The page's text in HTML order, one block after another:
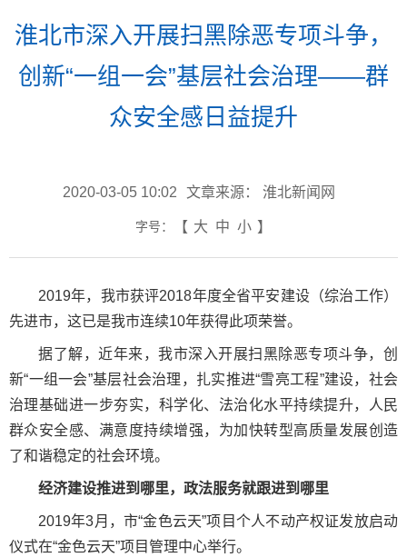
淮北市深入开展扫黑除恶专项斗争，
创新“一组一会”基层社会治理——群
众安全感日益提升
2020-03-05 10:02 文章来源： 淮北新闻网
字号： 【 大 中 小 】
2019年，我市获评2018年度全省平安建设（综治工作）
先进市，这已是我市连续10年获得此项荣誉。
据了解，近年来，我市深入开展扫黑除恶专项斗争，创
新“一组一会”基层社会治理，扎实推进“雪亮工程”建设，社会
治理基础进一步夯实，科学化、法治化水平持续提升，人民
群众安全感、满意度持续增强，为加快转型高质量发展创造
了和谐稳定的社会环境。
经济建设推进到哪里，政法服务就跟进到哪里
2019年3月，市“金色云天”项目个人不动产权证发放启动
仪式在“金色云天”项目管理中心举行。